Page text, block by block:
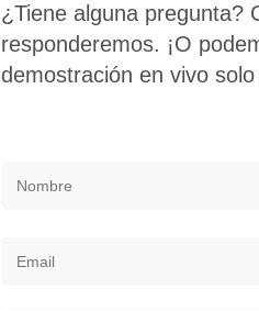
¿Tiene alguna pregunta?
responderemos. ¡O
demostración en vivo